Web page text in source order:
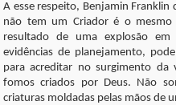
A esse respeito, Benjamin Franklin
não tem um Criador é o
resultado de uma explosão
evidências de planejamento,
para acreditar no surgimento
fomos criados por Deus. Não
criaturas moldadas pelas mãos de